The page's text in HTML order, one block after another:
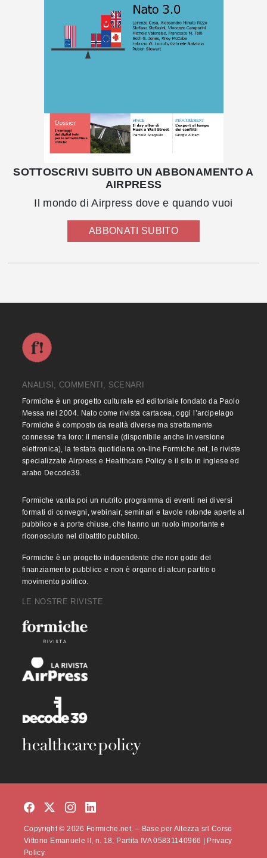
SOTTOSCRIVI SUBITO UN ABBONAMENTO A
AIRPRESS
Il mondo di Airpress dove e quando vuoi
ABBONATI SUBITO
ANALISI, COMMENTI, SCENARI
Formiche è un progetto culturale ed editoriale fondato da Paolo
Messa nel 2004. Nato come rivista cartacea, oggi l’arcipelago
Formiche è composto da realtà diverse ma strettamente
connesse fra loro: il mensile (disponibile anche in versione
elettronica), la testata quotidiana on-line Formiche.net, le riviste
specializzate Airpress e Healthcare Policy e il sito in inglese ed
arabo Decode39.
Formiche vanta poi un nutrito programma di eventi nei diversi
formati di convegni, webinair, seminari e tavole rotonde aperte al
pubblico e a porte chiuse, che hanno un ruolo importante e
riconosciuto nel dibattito pubblico.
Formiche è un progetto indipendente che non gode del
finanziamento pubblico e non è organo di alcun partito o
movimento politico.
LE NOSTRE RIVISTE
Copyright © 2026 Formiche.net. – Base per Altezza srl Corso
Vittorio Emanuele II, n. 18, Partita IVA 05831140966 |
Privacy
Policy.